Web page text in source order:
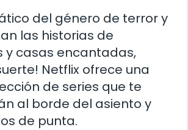
del género de terror y
las historias de
y casas encantadas,
Netflix ofrece una
de series que te
al borde del asiento y
de punta.